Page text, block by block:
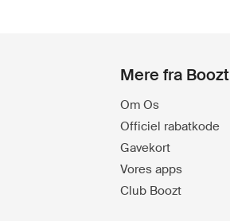
Mere fra Boozt
Om Os
Officiel rabatkode
Gavekort
Vores apps
Club Boozt